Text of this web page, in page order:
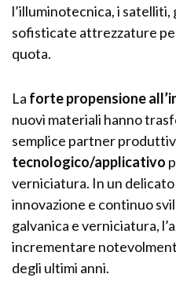
l’illuminotecnica, i satelliti,
sofisticate attrezzature
quota.
La forte propensione
nuovi materiali hanno
semplice partner
tecnologico/applicativo
verniciatura. In un
innovazione e continuo
galvanica e verniciatura,
incrementare
degli ultimi anni.